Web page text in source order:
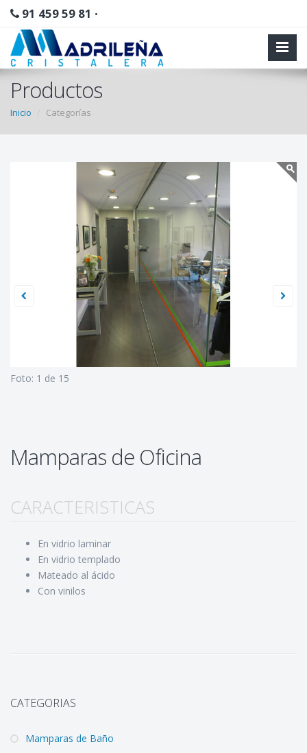
91 459 59 81 •
Productos
Inicio Categorías
Foto: 1 de 15
Mamparas de Oficina
CARACTERISTICAS
En vidrio laminar
En vidrio templado
Mateado al ácido
Con vinilos
CATEGORIAS
Mamparas de Baño